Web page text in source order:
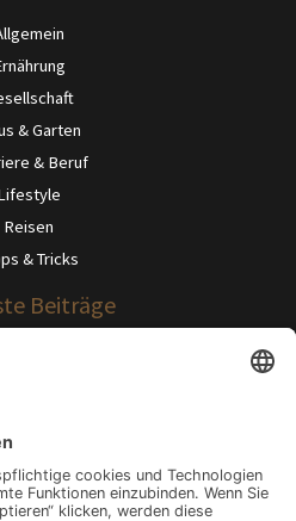
& Garten
& Beruf
Reisen
& Tricks
Beiträge
die eigenen Gefühle zu ordnen
Zuhause widerstandsfähig gegen
dein Stuhl über dein Wohlbefinden